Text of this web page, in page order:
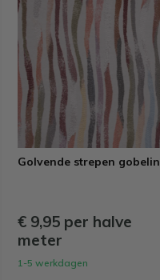
Golvende strepen gobelin
€ 9,95 per halve
meter
1-5 werkdagen